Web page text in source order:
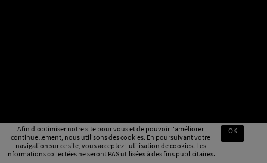
Afin d'optimiser notre site pour vous et de pouvoir l'améliorer
continuellement, nous utilisons des cookies. En poursuivant votre
navigation sur ce site, vous acceptez l'utilisation de cookies. Les
informations collectées ne seront PAS utilisées à des fins publicitaires.
OK